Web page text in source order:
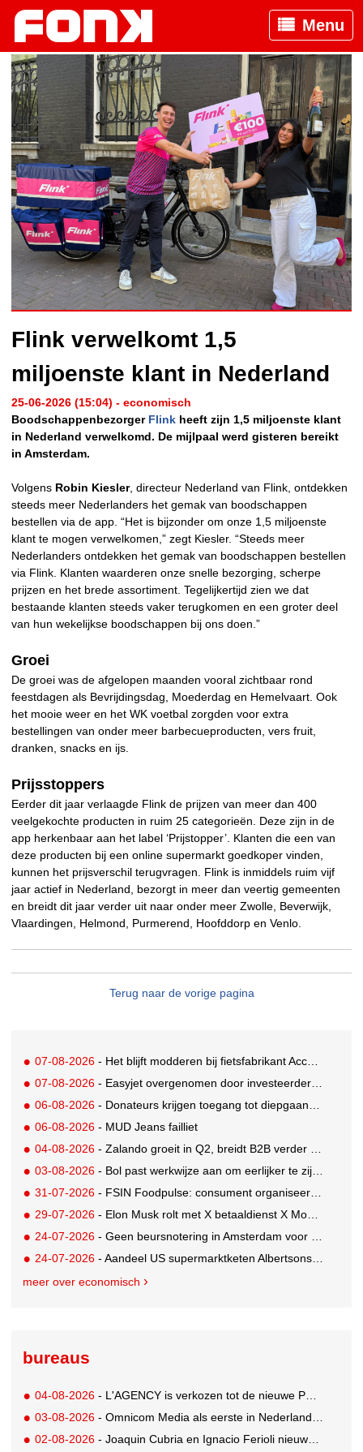
Menu
Flink verwelkomt 1,5
miljoenste klant in Nederland
25-06-2026 (15:04) - economisch
Boodschappenbezorger Flink heeft zijn 1,5 miljoenste klant
in Nederland verwelkomd. De mijlpaal werd gisteren bereikt
in Amsterdam.
Volgens Robin Kiesler, directeur Nederland van Flink, ontdekken
steeds meer Nederlanders het gemak van boodschappen
bestellen via de app. “Het is bijzonder om onze 1,5 miljoenste
klant te mogen verwelkomen,” zegt Kiesler. “Steeds meer
Nederlanders ontdekken het gemak van boodschappen bestellen
via Flink. Klanten waarderen onze snelle bezorging, scherpe
prijzen en het brede assortiment. Tegelijkertijd zien we dat
bestaande klanten steeds vaker terugkomen en een groter deel
van hun wekelijkse boodschappen bij ons doen.”
Groei
De groei was de afgelopen maanden vooral zichtbaar rond
feestdagen als Bevrijdingsdag, Moederdag en Hemelvaart. Ook
het mooie weer en het WK voetbal zorgden voor extra
bestellingen van onder meer barbecueproducten, vers fruit,
dranken, snacks en ijs.
Prijsstoppers
Eerder dit jaar verlaagde Flink de prijzen van meer dan 400
veelgekochte producten in ruim 25 categorieën. Deze zijn in de
app herkenbaar aan het label ‘Prijstopper’. Klanten die een van
deze producten bij een online supermarkt goedkoper vinden,
kunnen het prijsverschil terugvragen. Flink is inmiddels ruim vijf
jaar actief in Nederland, bezorgt in meer dan veertig gemeenten
en breidt dit jaar verder uit naar onder meer Zwolle, Beverwijk,
Vlaardingen, Helmond, Purmerend, Hoofddorp en Venlo.
Terug naar de vorige pagina
07-08-2026 - Het blijft modderen bij fietsfabrikant Accell. Krijgt uitstel van betaling
07-08-2026 - Easyjet overgenomen door investeerder Apollo
06-08-2026 - Donateurs krijgen toegang tot diepgaandere informatie over goede doelen
06-08-2026 - MUD Jeans failliet
04-08-2026 - Zalando groeit in Q2, breidt B2B verder uit en innoveert met AI
03-08-2026 - Bol past werkwijze aan om eerlijker te zijn naar verkopers en consumenten
31-07-2026 - FSIN Foodpulse: consument organiseert eet- en koopgedrag bewuster
29-07-2026 - Elon Musk rolt met X betaaldienst X Money uit in VS: zorgen in Washington
24-07-2026 - Geen beursnotering in Amsterdam voor nieuw concern voedingsmerken Unilever
24-07-2026 - Aandeel US supermarktketen Albertsons daalt 21%. Volgt Ahold Delhaize?
meer over economisch
bureaus
04-08-2026 - L'AGENCY is verkozen tot de nieuwe PR-partner van KoRo
03-08-2026 - Omnicom Media als eerste in Nederland actief met advertenties in ChatGPT
02-08-2026 - Joaquin Cubria en Ignacio Ferioli nieuwe Global CCO’s GUT, Renata Neumann Global Head of Production